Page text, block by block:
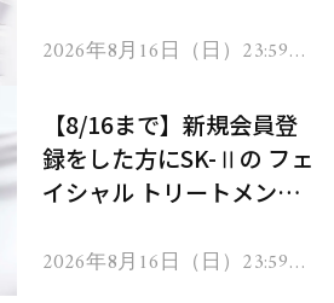
2026年8月16日（日）23:59ま
【8/16まで】新規会員登
録をした方にSK-Ⅱの フェ
イシャル トリートメント
2026年8月16日（日）23:59ま